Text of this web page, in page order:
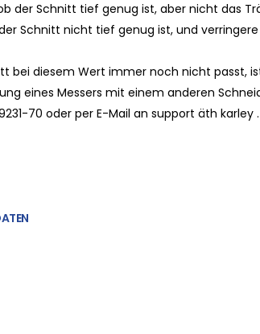
der Schnitt tief genug ist, aber nicht das
Schnitt nicht tief genug ist, und
bei diesem Wert immer noch nicht passt,
eines Messers mit einem anderen
70 oder per E-Mail an support äth karley